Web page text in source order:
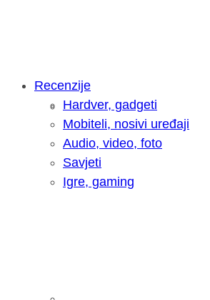
Intervju: Goran
Recenzije
Hardver, gadgeti
Mobiteli, nosivi uređaji
Audio, video, foto
Savjeti
Igre, gaming